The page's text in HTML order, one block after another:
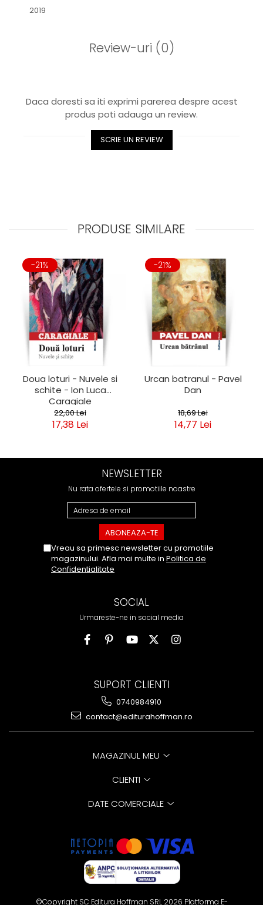
2019
Review-uri (0)
Daca doresti sa iti exprimi parerea despre acest
produs poti adauga un review.
SCRIE UN REVIEW
PRODUSE SIMILARE
-21%
Doua loturi - Nuvele si
schite - Ion Luca
Caragiale
22,00 Lei
17,38 Lei
-21%
Urcan batranul - Pavel
Dan
18,69 Lei
14,77 Lei
NEWSLETTER
Nu rata ofertele si promotiile noastre
Vreau sa primesc newsletter cu promotiile
magazinului. Afla mai multe in Politica de
Confidentialitate
SOCIAL
Urmareste-ne in social media
SUPORT CLIENTI
0740984910
contact@editurahoffman.ro
MAGAZINUL MEU
CLIENTI
DATE COMERCIALE
©Copyright SC Editura Hoffman SRL 2026 Platforma E-